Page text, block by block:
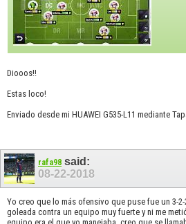
Diooos!!
Estas loco!
Enviado desde mi HUAWEI G535-L11 mediante
rafa98 said:
08-22-2018
Yo creo que lo más ofensivo que puse fue un 3-
goleada contra un equipo muy fuerte y ni me